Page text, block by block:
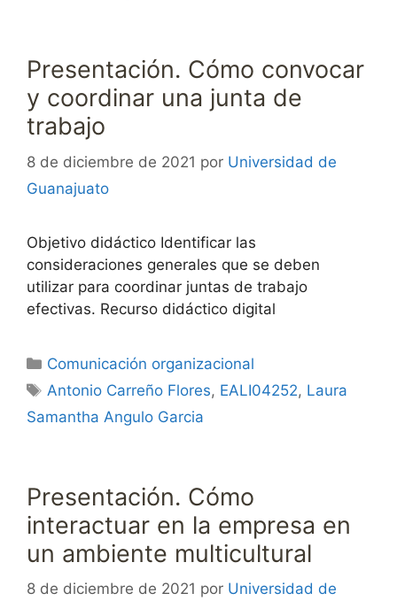
Presentación. Cómo convocar
y coordinar una junta de
trabajo
8 de diciembre de 2021 por Universidad de
Guanajuato
Objetivo didáctico Identificar las
consideraciones generales que se deben
utilizar para coordinar juntas de trabajo
efectivas. Recurso didáctico digital
Categorías
Comunicación organizacional
Etiquetas
Antonio Carreño Flores, EALI04252, Laura
Samantha Angulo Garcia
Presentación. Cómo
interactuar en la empresa en
un ambiente multicultural
8 de diciembre de 2021 por Universidad de